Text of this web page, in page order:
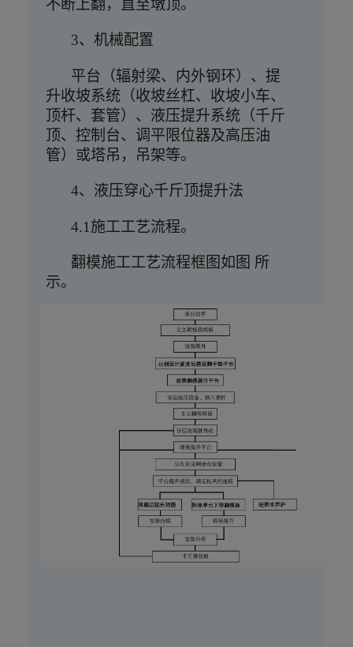
不断上翻，直至墩顶。
3、机械配置
平台（辐射梁、内外钢环）、提
升收坡系统（收坡丝杠、收坡小车、
顶杆、套管）、液压提升系统（千斤
顶、控制台、调平限位器及高压油
管）或塔吊，吊架等。
4、液压穿心千斤顶提升法
4.1施工工艺流程。
翻模施工工艺流程框图如图 所
示。